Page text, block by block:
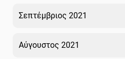
Σεπτέμβριος 2021
Αύγουστος 2021